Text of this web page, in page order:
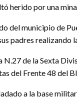
herido por una
del municipio de
padres realizando
de la Sexta
del Frente 48 del
a la base